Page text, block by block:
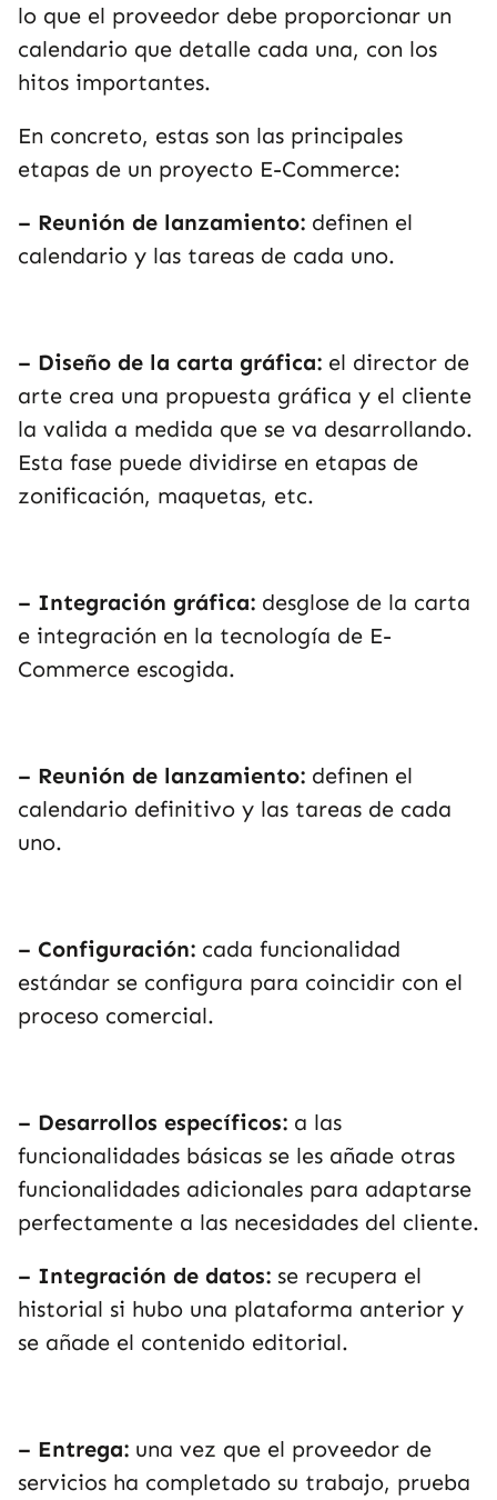
lo que el proveedor debe proporcionar un
calendario que detalle cada una, con los
hitos importantes.
En concreto, estas son las principales
etapas de un proyecto E-Commerce:
– Reunión de lanzamiento: definen el
calendario y las tareas de cada uno.
– Diseño de la carta gráfica: el director de
arte crea una propuesta gráfica y el cliente
la valida a medida que se va desarrollando.
Esta fase puede dividirse en etapas de
zonificación, maquetas, etc.
– Integración gráfica: desglose de la carta
e integración en la tecnología de E-
Commerce escogida.
– Reunión de lanzamiento: definen el
calendario definitivo y las tareas de cada
uno.
– Configuración: cada funcionalidad
estándar se configura para coincidir con el
proceso comercial.
– Desarrollos específicos: a las
funcionalidades básicas se les añade otras
funcionalidades adicionales para adaptarse
perfectamente a las necesidades del cliente.
– Integración de datos: se recupera el
historial si hubo una plataforma anterior y
se añade el contenido editorial.
– Entrega: una vez que el proveedor de
servicios ha completado su trabajo, prueba